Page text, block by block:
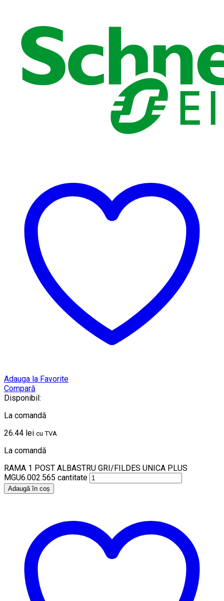
Adauga la Favorite
Compară
Disponibil:
La comandă
26.44 lei cu TVA
La comandă
RAMA 1 POST ALBASTRU GRI/FILDES UNICA PLUS
MGU6.002.565 cantitate
Adaugă în coș